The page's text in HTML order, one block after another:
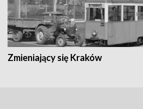
Zmieniający się Kraków